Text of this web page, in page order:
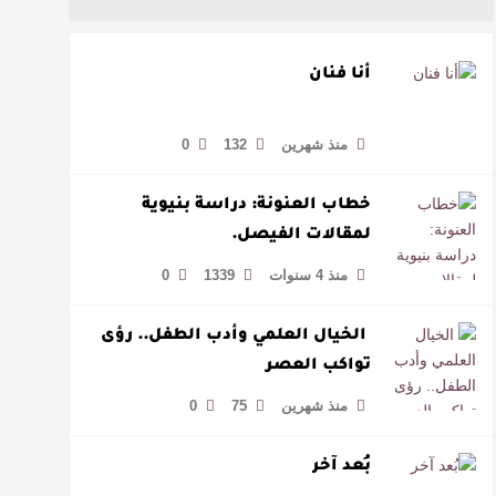
أنا فنان
منذ شهرين 132
0
خطاب العنونة: دراسة بنيوية
لمقالات الفيصل.
منذ 4 سنوات 1339
0
الخيال العلمي وأدب الطفل.. رؤى
تواكب العصر
منذ شهرين 75
0
بُعد آخر